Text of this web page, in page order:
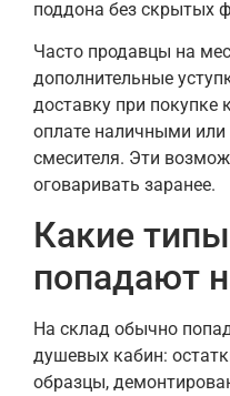
поддона без скрытых
Часто продавцы на
дополнительные
доставку при покупке
оплате наличными
смесителя. Эти
оговаривать заранее.
Какие
попадают
На склад обычно
душевых кабин:
образцы,